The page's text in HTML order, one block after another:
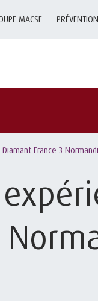
MACSF
France 3